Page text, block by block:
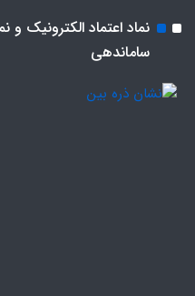
نماد اعتماد الکترونیک و
ساماندهی